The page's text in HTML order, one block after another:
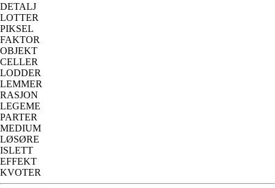
DETALJ
LOTTER
PIKSEL
FAKTOR
OBJEKT
CELLER
LODDER
LEMMER
RASJON
LEGEME
PARTER
MEDIUM
LØSØRE
ISLETT
EFFEKT
KVOTER